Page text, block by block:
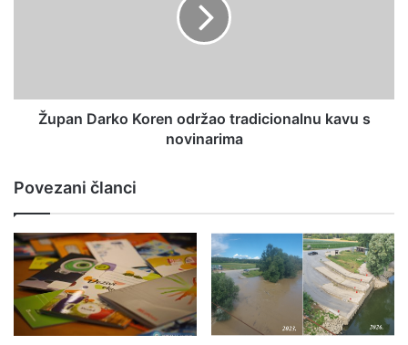
Župan Darko Koren održao tradicionalnu kavu s
novinarima
Povezani članci